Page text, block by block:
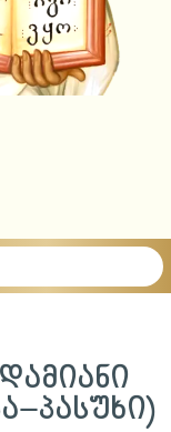
2021
2020
2019
2018